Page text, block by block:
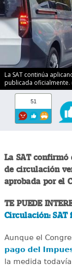
La SAT continúa
publicada oficialmente.
51
La SAT confirmó
de circulación
aprobada por el
TE PUEDE
Circulación: SAT
Aunque el
pago del
la medida